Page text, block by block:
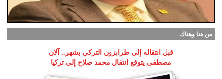
من هنا وهناك
قبل انتقاله إلى طرابزون التركي بشهر.. آلان
مصطفى يتوقع انتقال محمد صلاح إلى تركيا